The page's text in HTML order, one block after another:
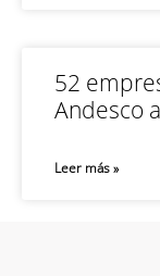
52
Andesco
Leer más »